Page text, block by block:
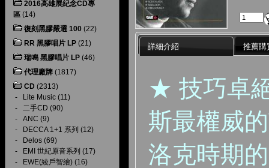
2016高雄展紀念CD專
區 (14)
復刻黑膠嚴選 100 (22)
RR 黑膠唱片 LP (21)
瑞鳴 黑膠唱片 LP (46)
代理廠牌 (1817)
CD (2313)
-
Lite Music (11)
- 二手CD (90)
- ANC (9)
-
DECCA 1+1 系列 (12)
-
Delos (69)
-
EMI 世紀原音系列 (17)
-
EWE(綾戶智繪) (16)
詳細介紹 推薦購
★ 技巧卓
斯最權威
洛克時期